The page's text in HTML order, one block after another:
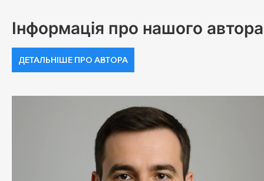
Інформація про нашого
ДЕТАЛЬНІШЕ ПРО АВТОРА